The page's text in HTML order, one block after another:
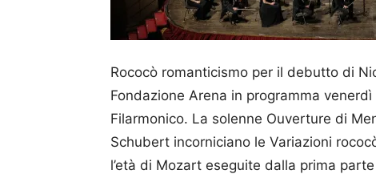
Rococò romanticismo per il debutto di
Fondazione Arena in programma
Filarmonico. La solenne Ouverture di
Schubert incorniciano le Variazioni
l’età di Mozart eseguite dalla prima